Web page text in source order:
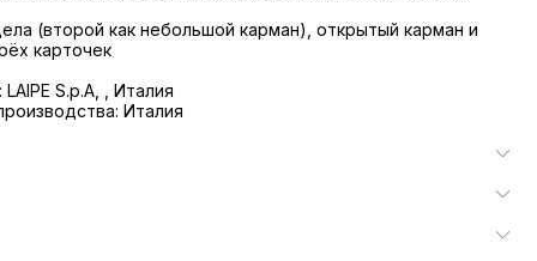
(второй как небольшой карман), открытый карман и
карточек
S.p.A, , Италия
Италия